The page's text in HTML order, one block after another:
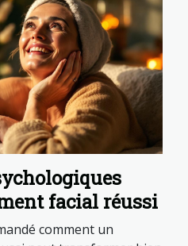
facial réussi
comment un